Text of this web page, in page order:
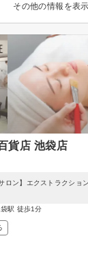
その他の情報を表示
貨店 池袋店
ロン】エクストラクシ
駅 徒歩1分